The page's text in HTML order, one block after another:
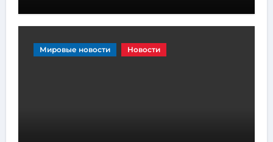
Мировые новости Новости